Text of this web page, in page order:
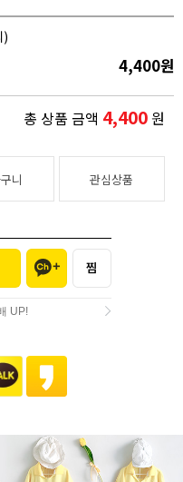
)
4,400원
총 상품 금액 4,400원
니 관심상품
UP!